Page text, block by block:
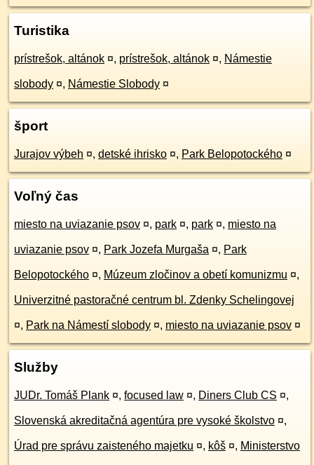
Turistika
prístrešok, altánok ¤, prístrešok, altánok ¤, Námestie
slobody ¤, Námestie Slobody ¤
šport
Jurajov výbeh ¤, detské ihrisko ¤, Park Belopotockého ¤
Voľný čas
miesto na uviazanie psov ¤, park ¤, park ¤, miesto na
uviazanie psov ¤, Park Jozefa Murgaša ¤, Park
Belopotockého ¤, Múzeum zločinov a obetí komunizmu ¤,
Univerzitné pastoračné centrum bl. Zdenky Schelingovej
¤, Park na Námestí slobody ¤, miesto na uviazanie psov ¤
Služby
JUDr. Tomáš Plank ¤, focused law ¤, Diners Club CS ¤,
Slovenská akreditačná agentúra pre vysoké školstvo ¤,
Úrad pre správu zaisteného majetku ¤, kôš ¤, Ministerstvo